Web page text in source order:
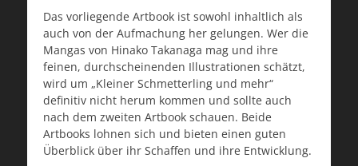
Das vorliegende Artbook ist sowohl inhaltlich als
auch von der Aufmachung her gelungen. Wer die
Mangas von Hinako Takanaga mag und ihre
feinen, durchscheinenden Illustrationen schätzt,
wird um „Kleiner Schmetterling und mehr“
definitiv nicht herum kommen und sollte auch
nach dem zweiten Artbook schauen. Beide
Artbooks lohnen sich und bieten einen guten
Überblick über ihr Schaffen und ihre Entwicklung.